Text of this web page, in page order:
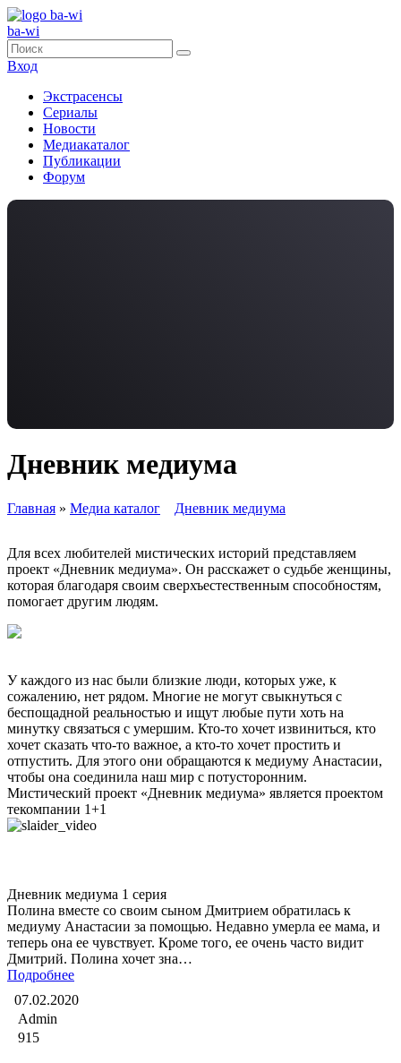
ba-wi
Вход
Экстрасенсы
Сериалы
Новости
Медиакаталог
Публикации
Форум
Дневник медиума
Главная » Медиа каталог Дневник медиума
Для всех любителей мистических историй представляем
проект «Дневник медиума». Он расскажет о судьбе женщины,
которая благодаря своим сверхъестественным способностям,
помогает другим людям.
У каждого из нас были близкие люди, которых уже, к
сожалению, нет рядом. Многие не могут свыкнуться с
беспощадной реальностью и ищут любые пути хоть на
минутку связаться с умершим. Кто-то хочет извиниться, кто
хочет сказать что-то важное, а кто-то хочет простить и
отпустить. Для этого они обращаются к медиуму Анастасии,
чтобы она соединила наш мир с потусторонним.
Мистический проект «Дневник медиума» является проектом
текомпании 1+1
Дневник медиума 1 серия
Полина вместе со своим сыном Дмитрием обратилась к
медиуму Анастасии за помощью. Недавно умерла ее мама, и
теперь она ее чувствует. Кроме того, ее очень часто видит
Дмитрий. Полина хочет зна…
Подробнее
07.02.2020
Admin
915